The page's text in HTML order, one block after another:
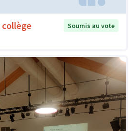
collège
Soumis au vote